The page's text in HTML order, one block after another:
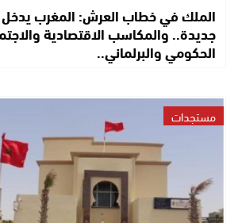
الملك في خطاب العرش: المغرب يدخل
جديدة.. والمكاسب الاقتصادية
الحكومي والبرلماني..
مستجدات